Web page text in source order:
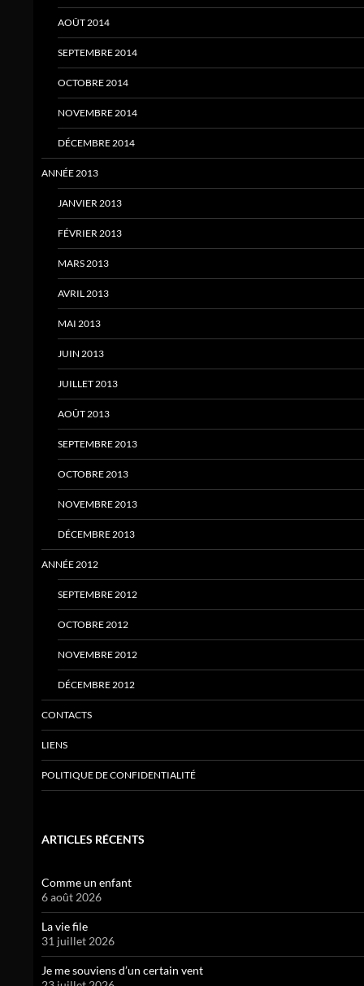
AOÛT 2014
SEPTEMBRE 2014
OCTOBRE 2014
NOVEMBRE 2014
DÉCEMBRE 2014
ANNÉE 2013
JANVIER 2013
FÉVRIER 2013
MARS 2013
AVRIL 2013
MAI 2013
JUIN 2013
JUILLET 2013
AOÛT 2013
SEPTEMBRE 2013
OCTOBRE 2013
NOVEMBRE 2013
DÉCEMBRE 2013
ANNÉE 2012
SEPTEMBRE 2012
OCTOBRE 2012
NOVEMBRE 2012
DÉCEMBRE 2012
CONTACTS
LIENS
POLITIQUE DE CONFIDENTIALITÉ
ARTICLES RÉCENTS
Comme un enfant
6 août 2026
La vie file
31 juillet 2026
Je me souviens d’un certain vent